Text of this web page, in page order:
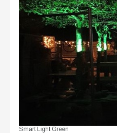
Smart Light Green